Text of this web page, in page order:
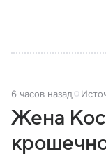
6 часов назад
Жена